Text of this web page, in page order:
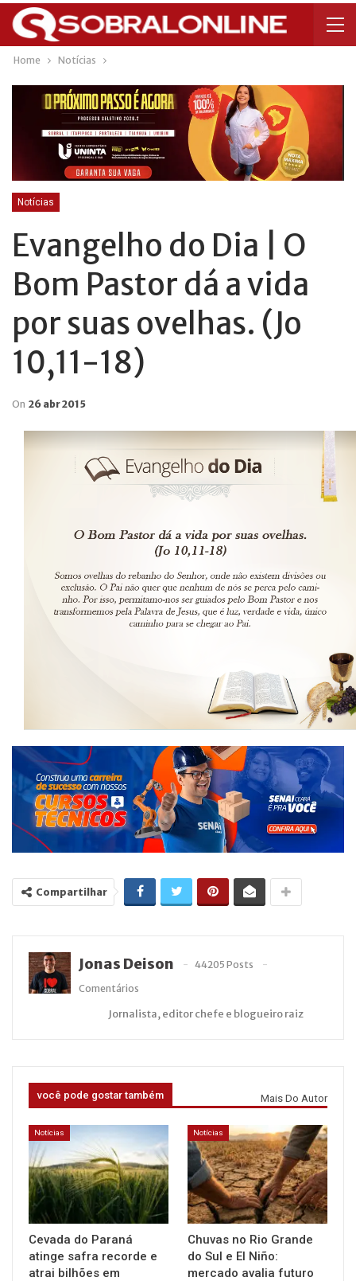
Home Notícias
Notícias
Evangelho do Dia | O
Bom Pastor dá a vida
por suas ovelhas. (Jo
10,11-18)
On 26 abr 2015
Compartilhar
Jonas Deison
44205 Posts
Comentários
Jornalista, editor chefe e blogueiro raiz
você pode gostar também Mais Do Autor
Notícias
Cevada do Paraná
atinge safra recorde e
atrai bilhões em
Notícias
Chuvas no Rio Grande
do Sul e El Niño:
mercado avalia futuro